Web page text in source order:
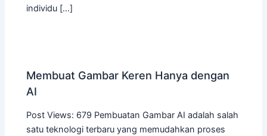
individu […]
Membuat Gambar Keren Hanya dengan
AI
Post Views: 679 Pembuatan Gambar AI adalah salah
satu teknologi terbaru yang memudahkan proses